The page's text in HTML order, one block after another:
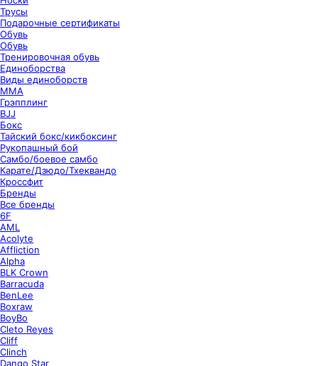
Трусы
Подарочные сертификаты
Обувь
Обувь
Тренировочная обувь
Единоборства
Виды единоборств
ММА
Грэпплинг
BJJ
Бокс
Тайский бокс/кикбоксинг
Рукопашный бой
Самбо/боевое самбо
Карате/Дзюдо/Тхеквандо
Кроссфит
Бренды
Все бренды
6F
AML
Acolyte
Affliction
Alpha
BLK Crown
Barracuda
BenLee
Boxraw
BoyBo
Cleto Reyes
Cliff
Clinch
Dango Star